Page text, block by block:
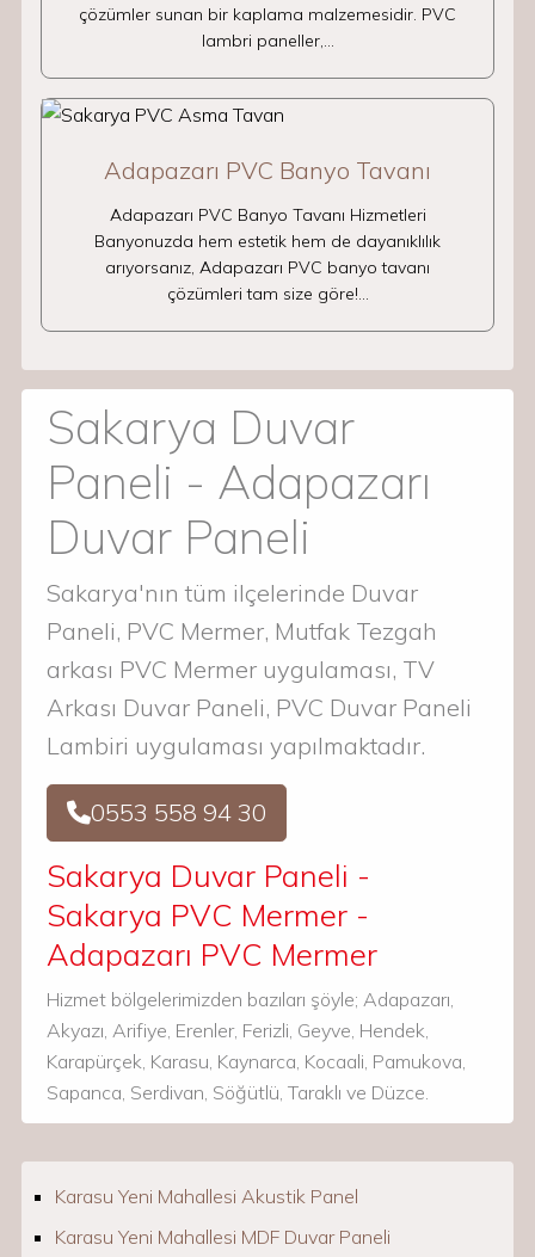
çözümler sunan bir kaplama malzemesidir. PVC
lambri paneller,…
Adapazarı PVC Banyo Tavanı
Adapazarı PVC Banyo Tavanı Hizmetleri
Banyonuzda hem estetik hem de dayanıklılık
arıyorsanız, Adapazarı PVC banyo tavanı
çözümleri tam size göre!…
Sakarya Duvar
Paneli - Adapazarı
Duvar Paneli
Sakarya'nın tüm ilçelerinde Duvar
Paneli, PVC Mermer, Mutfak Tezgah
arkası PVC Mermer uygulaması, TV
Arkası Duvar Paneli, PVC Duvar Paneli
Lambiri uygulaması yapılmaktadır.
0553 558 94 30
Sakarya Duvar Paneli -
Sakarya PVC Mermer -
Adapazarı PVC Mermer
Hizmet bölgelerimizden bazıları şöyle; Adapazarı,
Akyazı, Arifiye, Erenler, Ferizli, Geyve, Hendek,
Karapürçek, Karasu, Kaynarca, Kocaali, Pamukova,
Sapanca, Serdivan, Söğütlü, Taraklı ve Düzce.
Karasu Yeni Mahallesi Akustik Panel
Karasu Yeni Mahallesi MDF Duvar Paneli